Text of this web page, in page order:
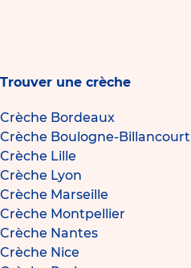
Trouver une crèche
Crèche Bordeaux
Crèche Boulogne-Billancourt
Crèche Lille
Crèche Lyon
Crèche Marseille
Crèche Montpellier
Crèche Nantes
Crèche Nice